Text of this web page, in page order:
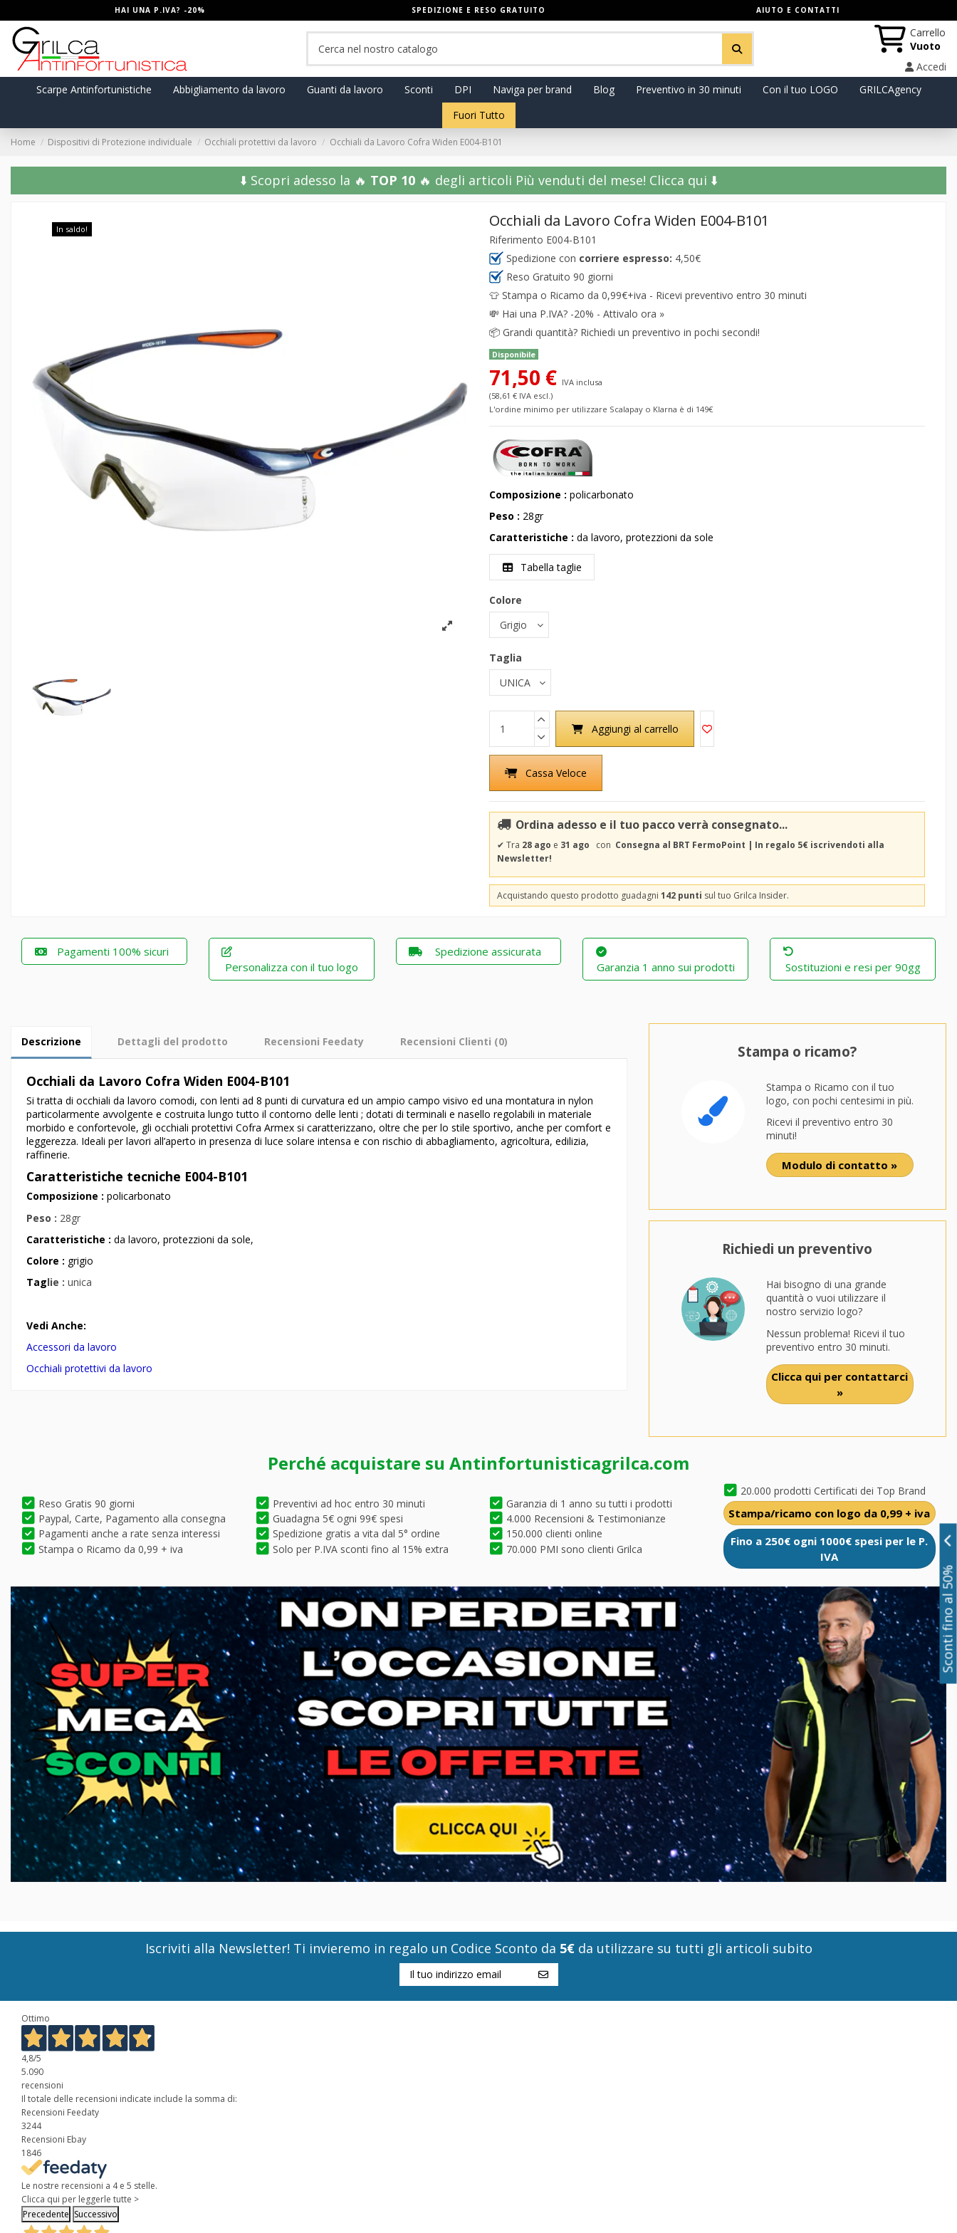
HAI UNA P.IVA? -20% SPEDIZIONE E RESO GRATUITO AIUTO E CONTATTI
Carrello
Vuoto
Accedi
Scarpe Antinfortunistiche
Abbigliamento da lavoro Guanti da lavoro Sconti DPI Naviga per brand Blog Preventivo in 30 minuti Con il tuo LOGO
GRILCAgency
Fuori Tutto
Home Dispositivi di Protezione individuale Occhiali protettivi da lavoro Occhiali da Lavoro Cofra Widen E004-B101
⬇️ Scopri adesso la 🔥 TOP 10🔥 degli articoli Più venduti del mese!️ Clicca qui ⬇️
In saldo! Occhiali da Lavoro Cofra Widen E004-B101
Riferimento E004-B101
Spedizione con corriere espresso: 4,50€
Reso Gratuito 90 giorni
👕 Stampa o Ricamo da 0,99€+iva - Ricevi preventivo entro 30 minuti
💸 Hai una P.IVA? -20% - Attivalo ora »
📦 Grandi quantità? Richiedi un preventivo in pochi secondi!
Disponibile
71,50 € IVA inclusa
(58,61 € IVA escl.)
L'ordine minimo per utilizzare Scalapay o Klarna è di 149€
Composizione : policarbonato
Peso : 28gr
Caratteristiche : da lavoro, protezzioni da sole
Tabella taglie
Colore
Taglia
Aggiungi al carrello
Cassa Veloce
Ordina adesso e il tuo pacco verrà consegnato...
✔ Tra 28 ago e 31 ago con Consegna al BRT FermoPoint | In regalo 5€ iscrivendoti alla
Newsletter!
Acquistando questo prodotto guadagni 142 punti sul tuo Grilca Insider.
Pagamenti 100% sicuri
Personalizza con il tuo logo
Spedizione assicurata
Garanzia 1 anno sui prodotti
Sostituzioni e resi per 90gg
Descrizione Dettagli del prodotto Recensioni Feedaty Recensioni Clienti (0)
Occhiali da Lavoro Cofra Widen E004-B101
Si tratta di occhiali da lavoro comodi, con lenti ad 8 punti di curvatura ed un ampio campo visivo ed una montatura in nylon
particolarmente avvolgente e costruita lungo tutto il contorno delle lenti ; dotati di terminali e nasello regolabili in materiale
morbido e confortevole, gli occhiali protettivi Cofra Armex si caratterizzano, oltre che per lo stile sportivo, anche per comfort e
leggerezza. Ideali per lavori all’aperto in presenza di luce solare intensa e con rischio di abbagliamento, agricoltura, edilizia,
raffinerie.
Caratteristiche tecniche E004-B101
Composizione : policarbonato
Peso : 28gr
Caratteristiche : da lavoro, protezzioni da sole,
Colore : grigio
Taglie : unica
Vedi Anche:
Accessori da lavoro
Occhiali protettivi da lavoro
Stampa o ricamo?
Stampa o Ricamo con il tuo
logo, con pochi centesimi in più.
Ricevi il preventivo entro 30
minuti!
Modulo di contatto »
Richiedi un preventivo
Hai bisogno di una grande
quantità o vuoi utilizzare il
nostro servizio logo?
Nessun problema! Ricevi il tuo
preventivo entro 30 minuti.
Clicca qui per contattarci
»
Perché acquistare su Antinfortunisticagrilca.com
Reso Gratis 90 giorni
Paypal, Carte, Pagamento alla consegna
Pagamenti anche a rate senza interessi
Stampa o Ricamo da 0,99 + iva
Preventivi ad hoc entro 30 minuti
Guadagna 5€ ogni 99€ spesi
Spedizione gratis a vita dal 5° ordine
Solo per P.IVA sconti fino al 15% extra
Garanzia di 1 anno su tutti i prodotti
4.000 Recensioni & Testimonianze
150.000 clienti online
70.000 PMI sono clienti Grilca
20.000 prodotti Certificati dei Top Brand
Stampa/ricamo con logo da 0,99 + iva
Fino a 250€ ogni 1000€ spesi per le P.
IVA
Iscriviti alla Newsletter! Ti invieremo in regalo un Codice Sconto da 5€da utilizzare su tutti gli articoli subito
Ottimo
4,8/5
5.090
recensioni
Il totale delle recensioni indicate include la somma di:
Recensioni Feedaty
3244
Recensioni Ebay
1846
Le nostre recensioni a 4 e 5 stelle.
Clicca qui per leggerle tutte >
Precedente Successivo
Sconti fino al 50%